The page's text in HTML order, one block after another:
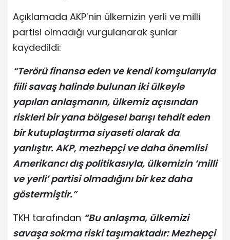
Açıklamada AKP’nin ülkemizin yerli ve milli
partisi olmadığı vurgulanarak şunlar
kaydedildi:
“Terörü finansa eden ve kendi komşularıyla
fiili savaş halinde bulunan iki ülkeyle
yapılan anlaşmanın, ülkemiz açısından
riskleri bir yana bölgesel barışı tehdit eden
bir kutuplaştırma siyaseti olarak da
yanlıştır. AKP, mezhepçi ve daha önemlisi
Amerikancı dış politikasıyla, ülkemizin ‘milli
ve yerli’ partisi olmadığını bir kez daha
göstermiştir.”
TKH tarafından “Bu anlaşma, ülkemizi
savaşa sokma riski taşımaktadır: Mezhepçi